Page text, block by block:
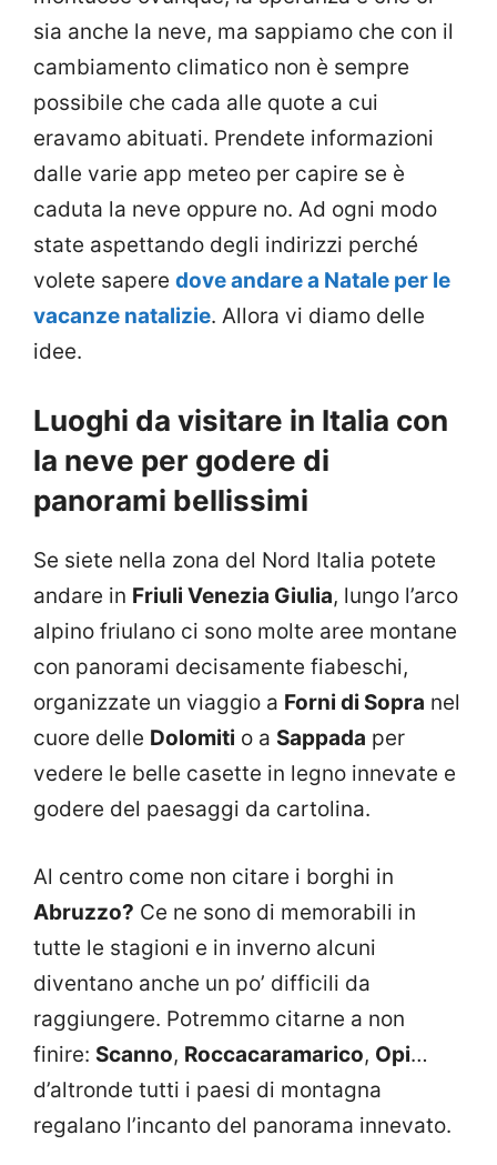
sia anche la neve, ma sappiamo che con il
cambiamento climatico non è sempre
possibile che cada alle quote a cui
eravamo abituati. Prendete informazioni
dalle varie app meteo per capire se è
caduta la neve oppure no. Ad ogni modo
state aspettando degli indirizzi perché
volete sapere dove andare a Natale per le
vacanze natalizie. Allora vi diamo delle
idee.
Luoghi da visitare in Italia con
la neve per godere di
panorami bellissimi
Se siete nella zona del Nord Italia potete
andare in Friuli Venezia Giulia, lungo l’arco
alpino friulano ci sono molte aree montane
con panorami decisamente fiabeschi,
organizzate un viaggio a Forni di Sopra nel
cuore delle Dolomiti o a Sappada per
vedere le belle casette in legno innevate e
godere del paesaggi da cartolina.
Al centro come non citare i borghi in
Abruzzo? Ce ne sono di memorabili in
tutte le stagioni e in inverno alcuni
diventano anche un po’ difficili da
raggiungere. Potremmo citarne a non
finire: Scanno, Roccacaramarico, Opi…
d’altronde tutti i paesi di montagna
regalano l’incanto del panorama innevato.